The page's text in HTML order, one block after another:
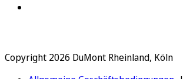
Copyright 2026 DuMont Rheinland, Köln